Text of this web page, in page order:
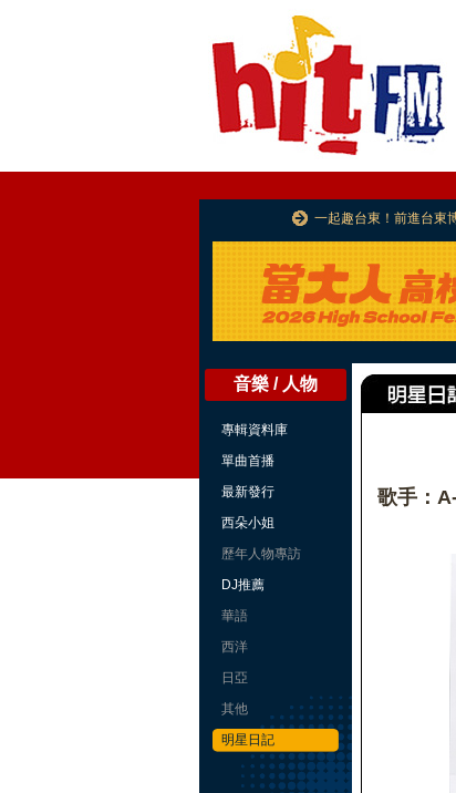
一起趣台東！前進台東
音樂 / 人物
專輯資料庫
單曲首播
最新發行
西朵小姐
歷年人物專訪
DJ推薦
華語
西洋
日亞
其他
明星日記
歌手：